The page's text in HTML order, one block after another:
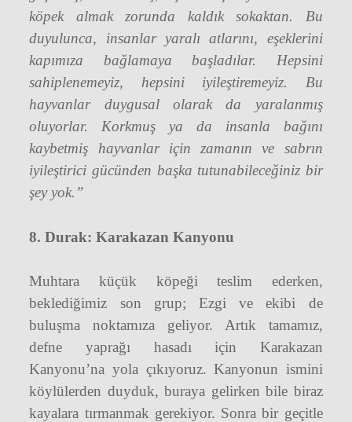
köpek almak zorunda kaldık sokaktan. Bu
duyulunca, insanlar yaralı atlarını, eşeklerini
kapımıza bağlamaya başladılar. Hepsini
sahiplenemeyiz, hepsini iyileştiremeyiz. Bu
hayvanlar duygusal olarak da yaralanmış
oluyorlar. Korkmuş ya da insanla bağını
kaybetmiş hayvanlar için zamanın ve sabrın
iyileştirici gücünden başka tutunabileceğiniz bir
şey yok.”
8. Durak: Karakazan Kanyonu
Muhtara küçük köpeği teslim ederken,
beklediğimiz son grup; Ezgi ve ekibi de
buluşma noktamıza geliyor. Artık tamamız,
defne yaprağı hasadı için Karakazan
Kanyonu’na yola çıkıyoruz. Kanyonun ismini
köylülerden duyduk, buraya gelirken bile biraz
kayalara tırmanmak gerekiyor. Sonra bir geçitle